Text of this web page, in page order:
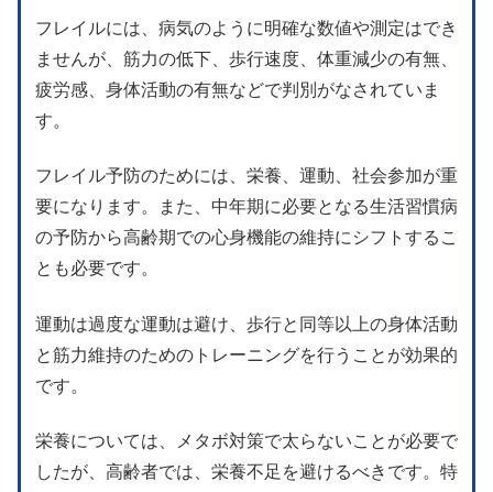
フレイルには、病気のように明確な数値や測定はでき
ませんが、筋力の低下、歩行速度、体重減少の有無、
疲労感、身体活動の有無などで判別がなされていま
す。
フレイル予防のためには、栄養、運動、社会参加が重
要になります。また、中年期に必要となる生活習慣病
の予防から高齢期での心身機能の維持にシフトするこ
とも必要です。
運動は過度な運動は避け、歩行と同等以上の身体活動
と筋力維持のためのトレーニングを行うことが効果的
です。
栄養については、メタボ対策で太らないことが必要で
したが、高齢者では、栄養不足を避けるべきです。特